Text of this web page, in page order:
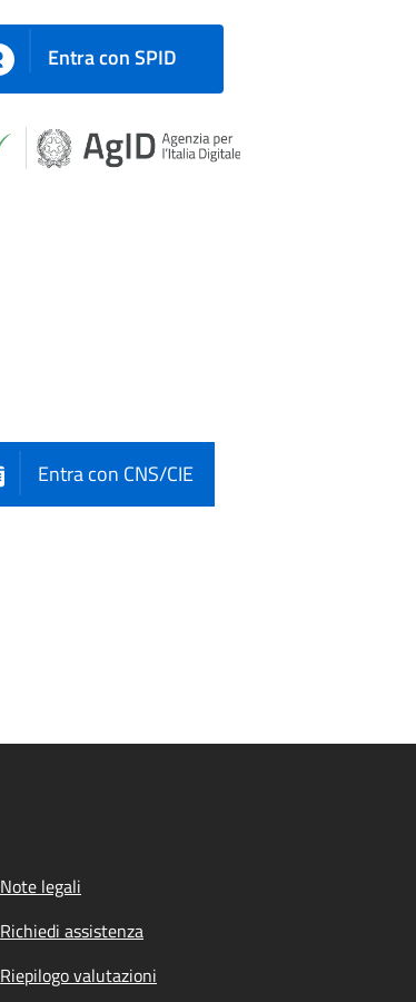
Entra con SPID
Entra con CNS/CIE
Note legali
Richiedi assistenza
Riepilogo valutazioni